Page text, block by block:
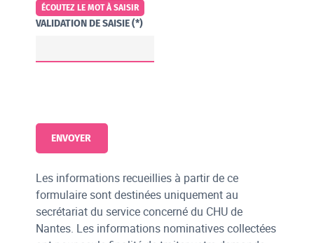
ÉCOUTEZ LE MOT À SAISIR
VALIDATION DE SAISIE (*)
Les informations recueillies à partir de ce
formulaire sont destinées uniquement au
secrétariat du service concerné du CHU de
Nantes. Les informations nominatives collectées